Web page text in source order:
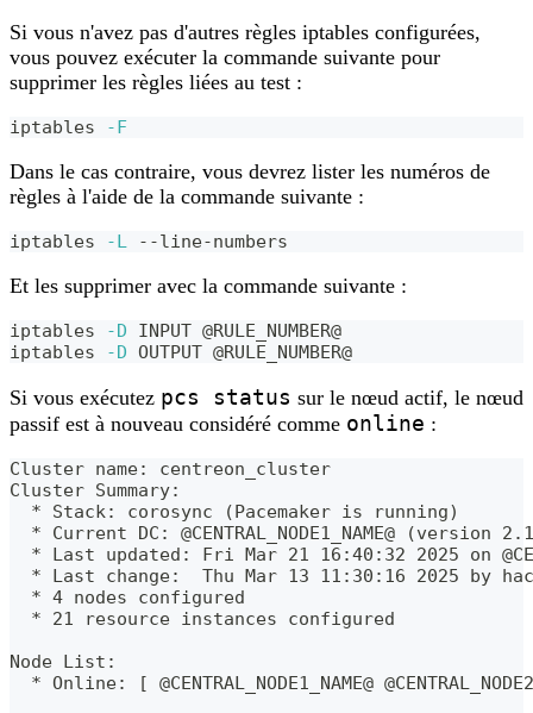
Si vous n'avez pas d'autres règles iptables configurées,
vous pouvez exécuter la commande suivante pour
supprimer les règles liées au test :
iptables -F
Dans le cas contraire, vous devrez lister les numéros de
règles à l'aide de la commande suivante :
iptables -L --line-numbers
Et les supprimer avec la commande suivante :
iptables -D INPUT @RULE_NUMBER@
iptables
-D OUTPUT @RULE_NUMBER@
Si vous exécutez pcs status sur le nœud actif, le nœud
passif est à nouveau considéré comme online :
Cluster name: centreon_cluster
Cluster Summary:
  * Stack: corosync (Pacemaker is running)
* Current DC: @CENTRAL_NODE1_NAME@ (version
* Last updated: Fri Mar 21 16:40:32 2025 on
* Last change:  Thu Mar 13 11:30:16 2025 by
  * 4 nodes configured
  * 21 resource instances configured
Node List:
* Online: [ @CENTRAL_NODE1_NAME@